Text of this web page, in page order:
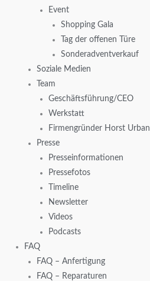
Event
Shopping Gala
Tag der offenen Türe
Sonderadventverkauf
Soziale Medien
Team
Geschäftsführung/CEO
Werkstatt
Firmengründer Horst Urban
Presse
Presseinformationen
Pressefotos
Timeline
Newsletter
Videos
Podcasts
FAQ
FAQ – Anfertigung
FAQ – Reparaturen